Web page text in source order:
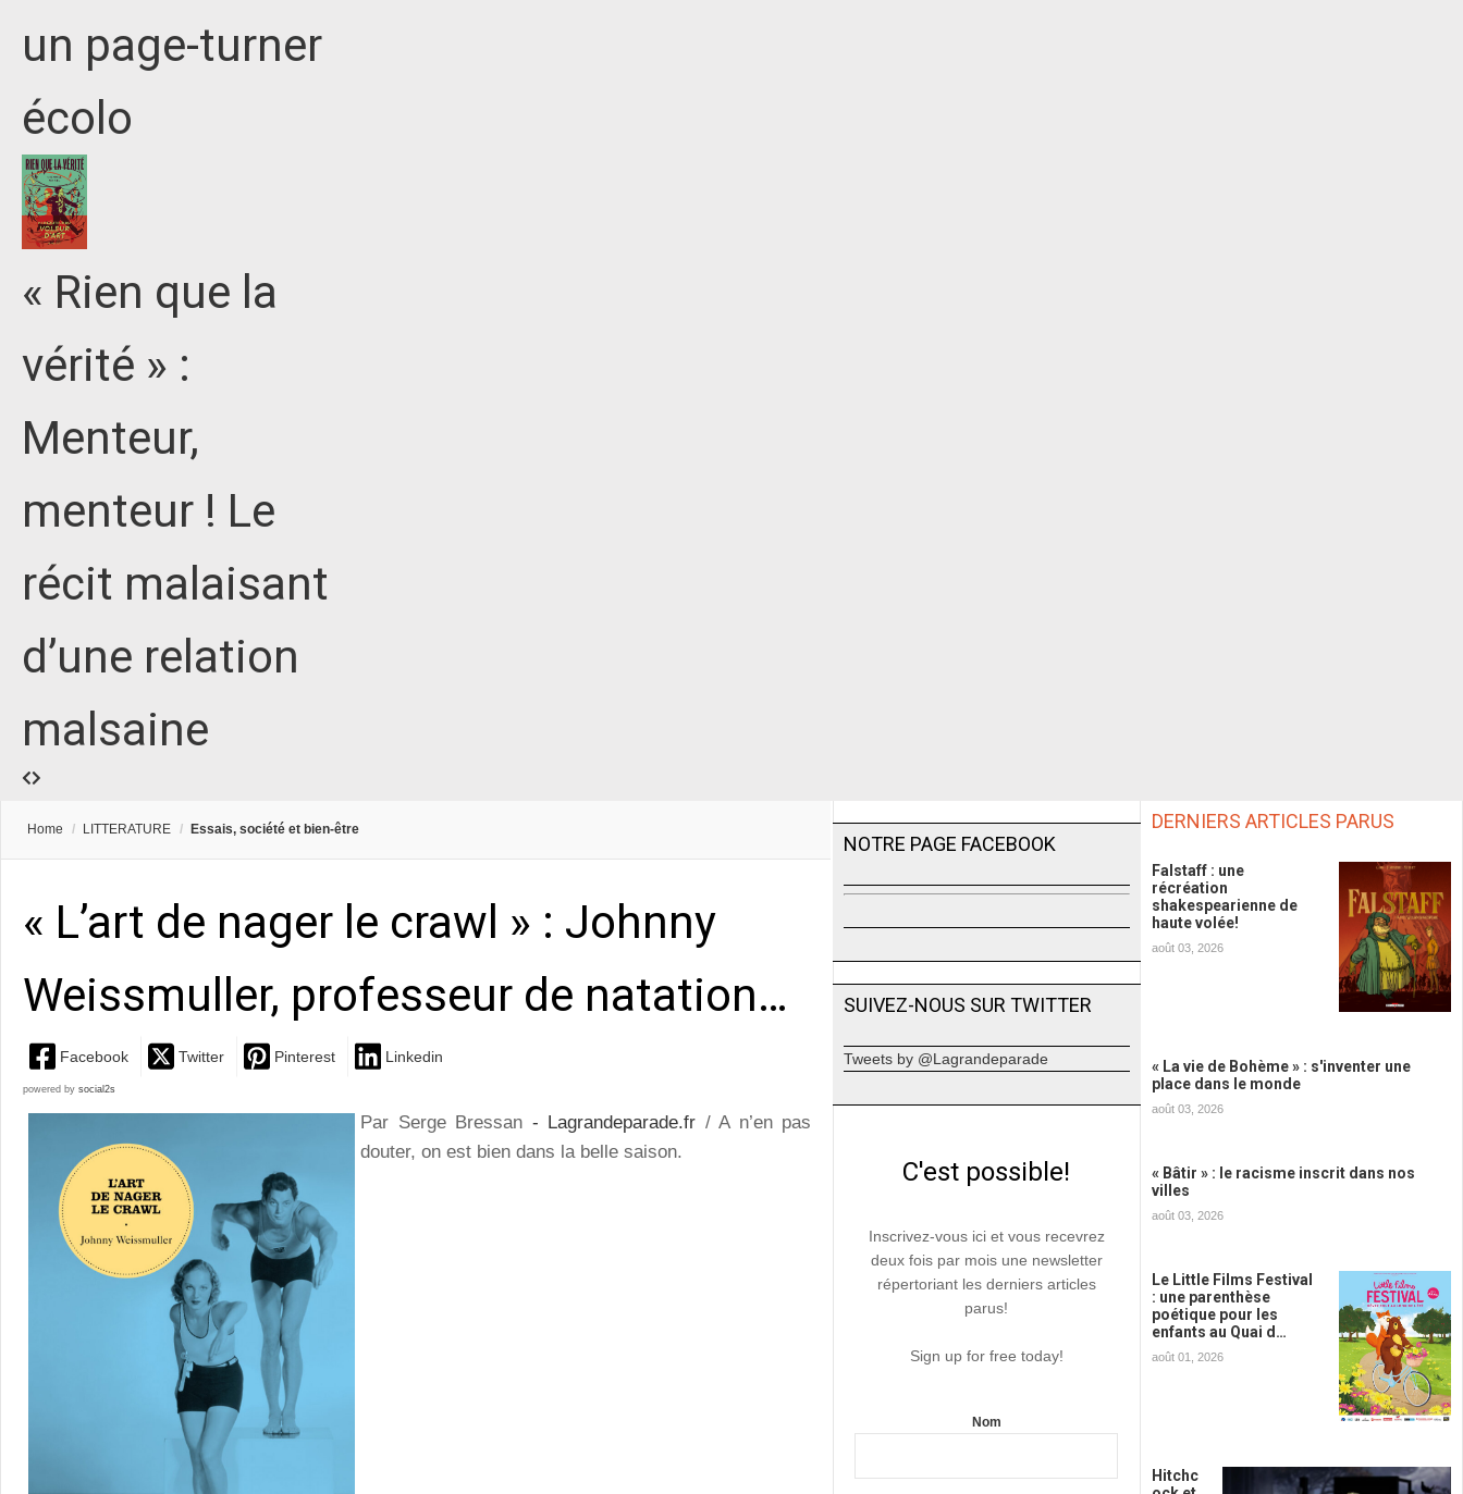
un page-turner
écolo
« Rien que la
vérité » :
Menteur,
menteur ! Le
récit malaisant
d’une relation
malsaine
Home / LITTERATURE / Essais, société et bien-être
« L’art de nager le crawl » : Johnny
Weissmuller, professeur de natation…
Facebook Twitter Pinterest Linkedin
powered by social2s
Par Serge Bressan - Lagrandeparade.fr / A n’en pas
douter, on est bien dans la belle saison.
NOTRE PAGE FACEBOOK
SUIVEZ-NOUS SUR TWITTER
Tweets by @Lagrandeparade
C'est possible!
Inscrivez-vous ici et vous recevrez
deux fois par mois une newsletter
répertoriant les derniers articles
parus!
Sign up for free today!
Nom
DERNIERS ARTICLES PARUS
Falstaff : une
récréation
shakespearienne de
haute volée!
août 03, 2026
« La vie de Bohème » : s'inventer une
place dans le monde
août 03, 2026
« Bâtir » : le racisme inscrit dans nos
villes
août 03, 2026
Le Little Films Festival
: une parenthèse
poétique pour les
enfants au Quai d…
août 01, 2026
Hitchc